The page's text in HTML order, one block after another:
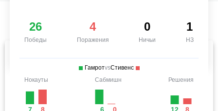
26
Победы
4
Поражения
0
Ничьи
1
НЗ
ГамротvsСтивенс
Нокауты
Сабмишн Решения